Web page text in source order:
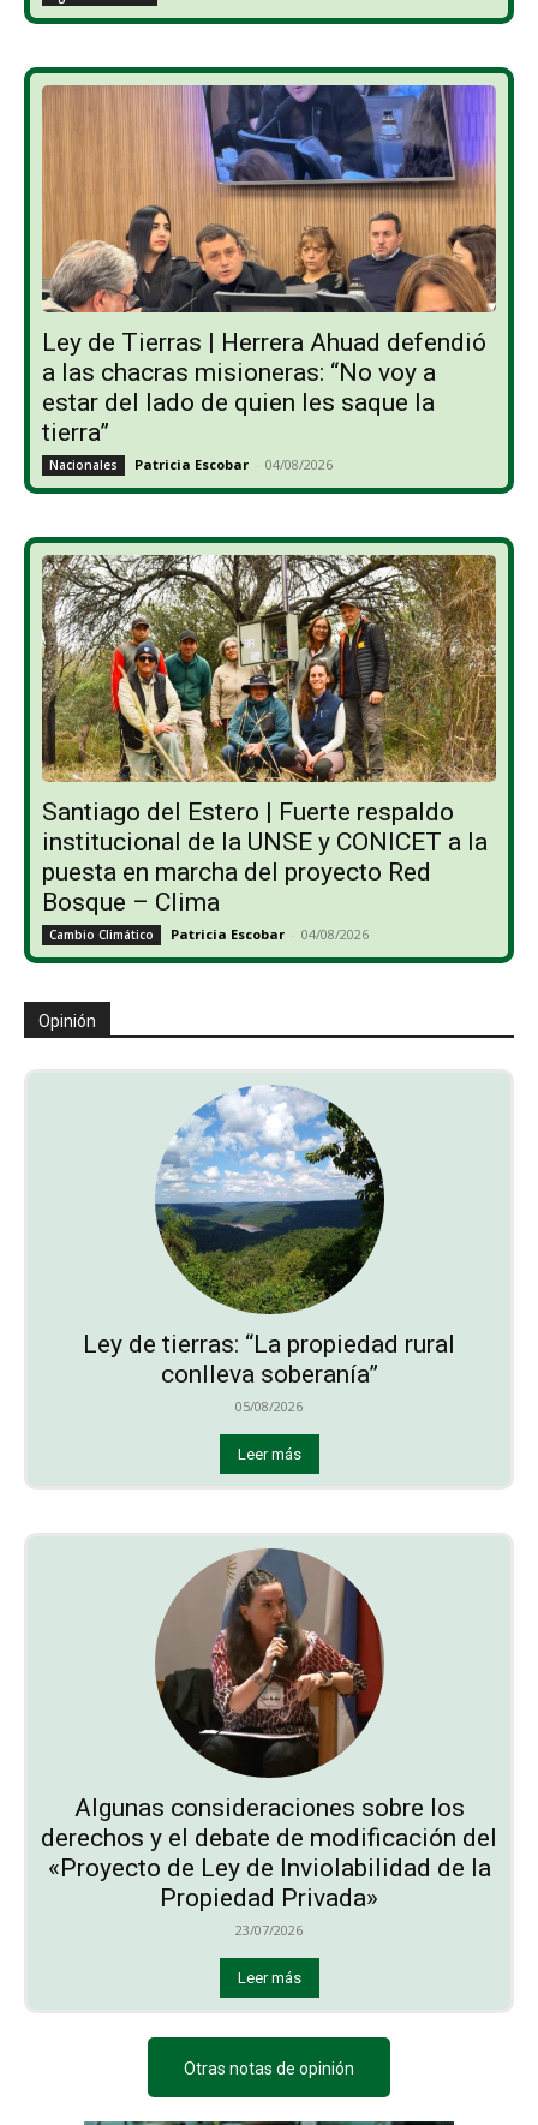
Ley de Tierras | Herrera Ahuad defendió
a las chacras misioneras: “No voy a
estar del lado de quien les saque la
tierra”
Nacionales Patricia Escobar - 04/08/2026
Santiago del Estero | Fuerte respaldo
institucional de la UNSE y CONICET a la
puesta en marcha del proyecto Red
Bosque – Clima
Cambio Climático Patricia Escobar - 04/08/2026
Opinión
Ley de tierras: “La propiedad rural
conlleva soberanía”
05/08/2026
Leer más
Algunas consideraciones sobre los
derechos y el debate de modificación del
«Proyecto de Ley de Inviolabilidad de la
Propiedad Privada»
23/07/2026
Leer más
Otras notas de opinión